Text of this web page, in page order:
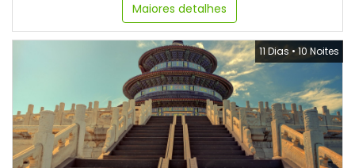
Maiores detalhes
11 Dias •10 Noites